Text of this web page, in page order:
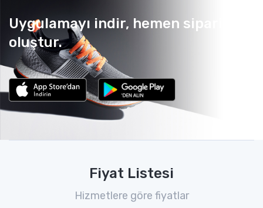
Uygulamayı indir, hemen sipariş
oluştur.
Fiyat Listesi
Hizmetlere göre fiyatlar